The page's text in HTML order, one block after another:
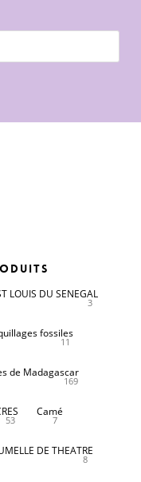
LOUIS DU SENEGAL
3
fossiles
11
de Madagascar
169
53
Camé
7
DE THEATRE
8